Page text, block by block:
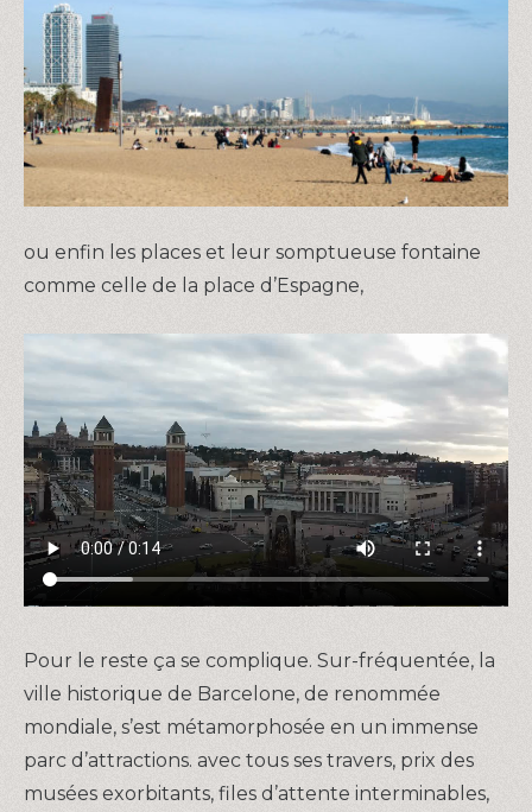
ou enfin les places et leur somptueuse fontaine
comme celle de la place d’Espagne,
Pour le reste ça se complique. Sur-fréquentée, la
ville historique de Barcelone, de renommée
mondiale, s’est métamorphosée en un immense
parc d’attractions. avec tous ses travers, prix des
musées exorbitants, files d’attente interminables,